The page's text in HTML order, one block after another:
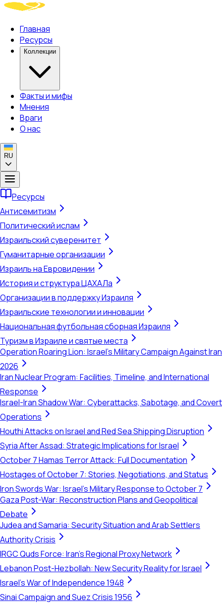
Главная
Ресурсы
Коллекции
Факты и мифы
Мнения
Враги
О нас
RU
Ресурсы
Антисемитизм
Политический ислам
Израильский суверенитет
Гуманитарные организации
Израиль на Евровидении
История и структура ЦАХАЛа
Организации в поддержку Израиля
Израильские технологии и инновации
Национальная футбольная сборная Израиля
Туризм в Израиле и святые места
Operation Roaring Lion: Israel's Military Campaign Against Iran
2026
Iran Nuclear Program: Facilities, Timeline, and International
Response
Israel-Iran Shadow War: Cyberattacks, Sabotage, and Covert
Operations
Houthi Attacks on Israel and Red Sea Shipping Disruption
Syria After Assad: Strategic Implications for Israel
October 7 Hamas Terror Attack: Full Documentation
Hostages of October 7: Stories, Negotiations, and Status
Iron Swords War: Israel's Military Response to October 7
Gaza Post-War: Reconstruction Plans and Geopolitical
Debate
Judea and Samaria: Security Situation and Arab Settlers
Authority Crisis
IRGC Quds Force: Iran's Regional Proxy Network
Lebanon Post-Hezbollah: New Security Reality for Israel
Israel's War of Independence 1948
Sinai Campaign and Suez Crisis 1956